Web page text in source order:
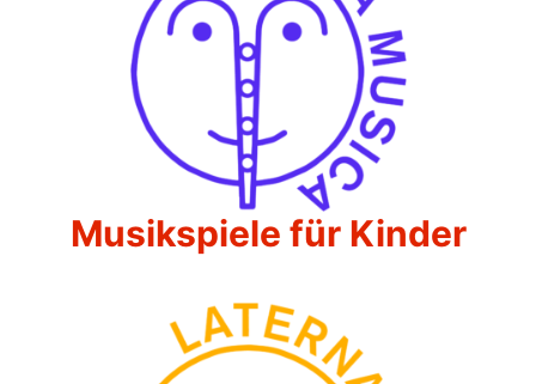
Musikspiele für Kinder